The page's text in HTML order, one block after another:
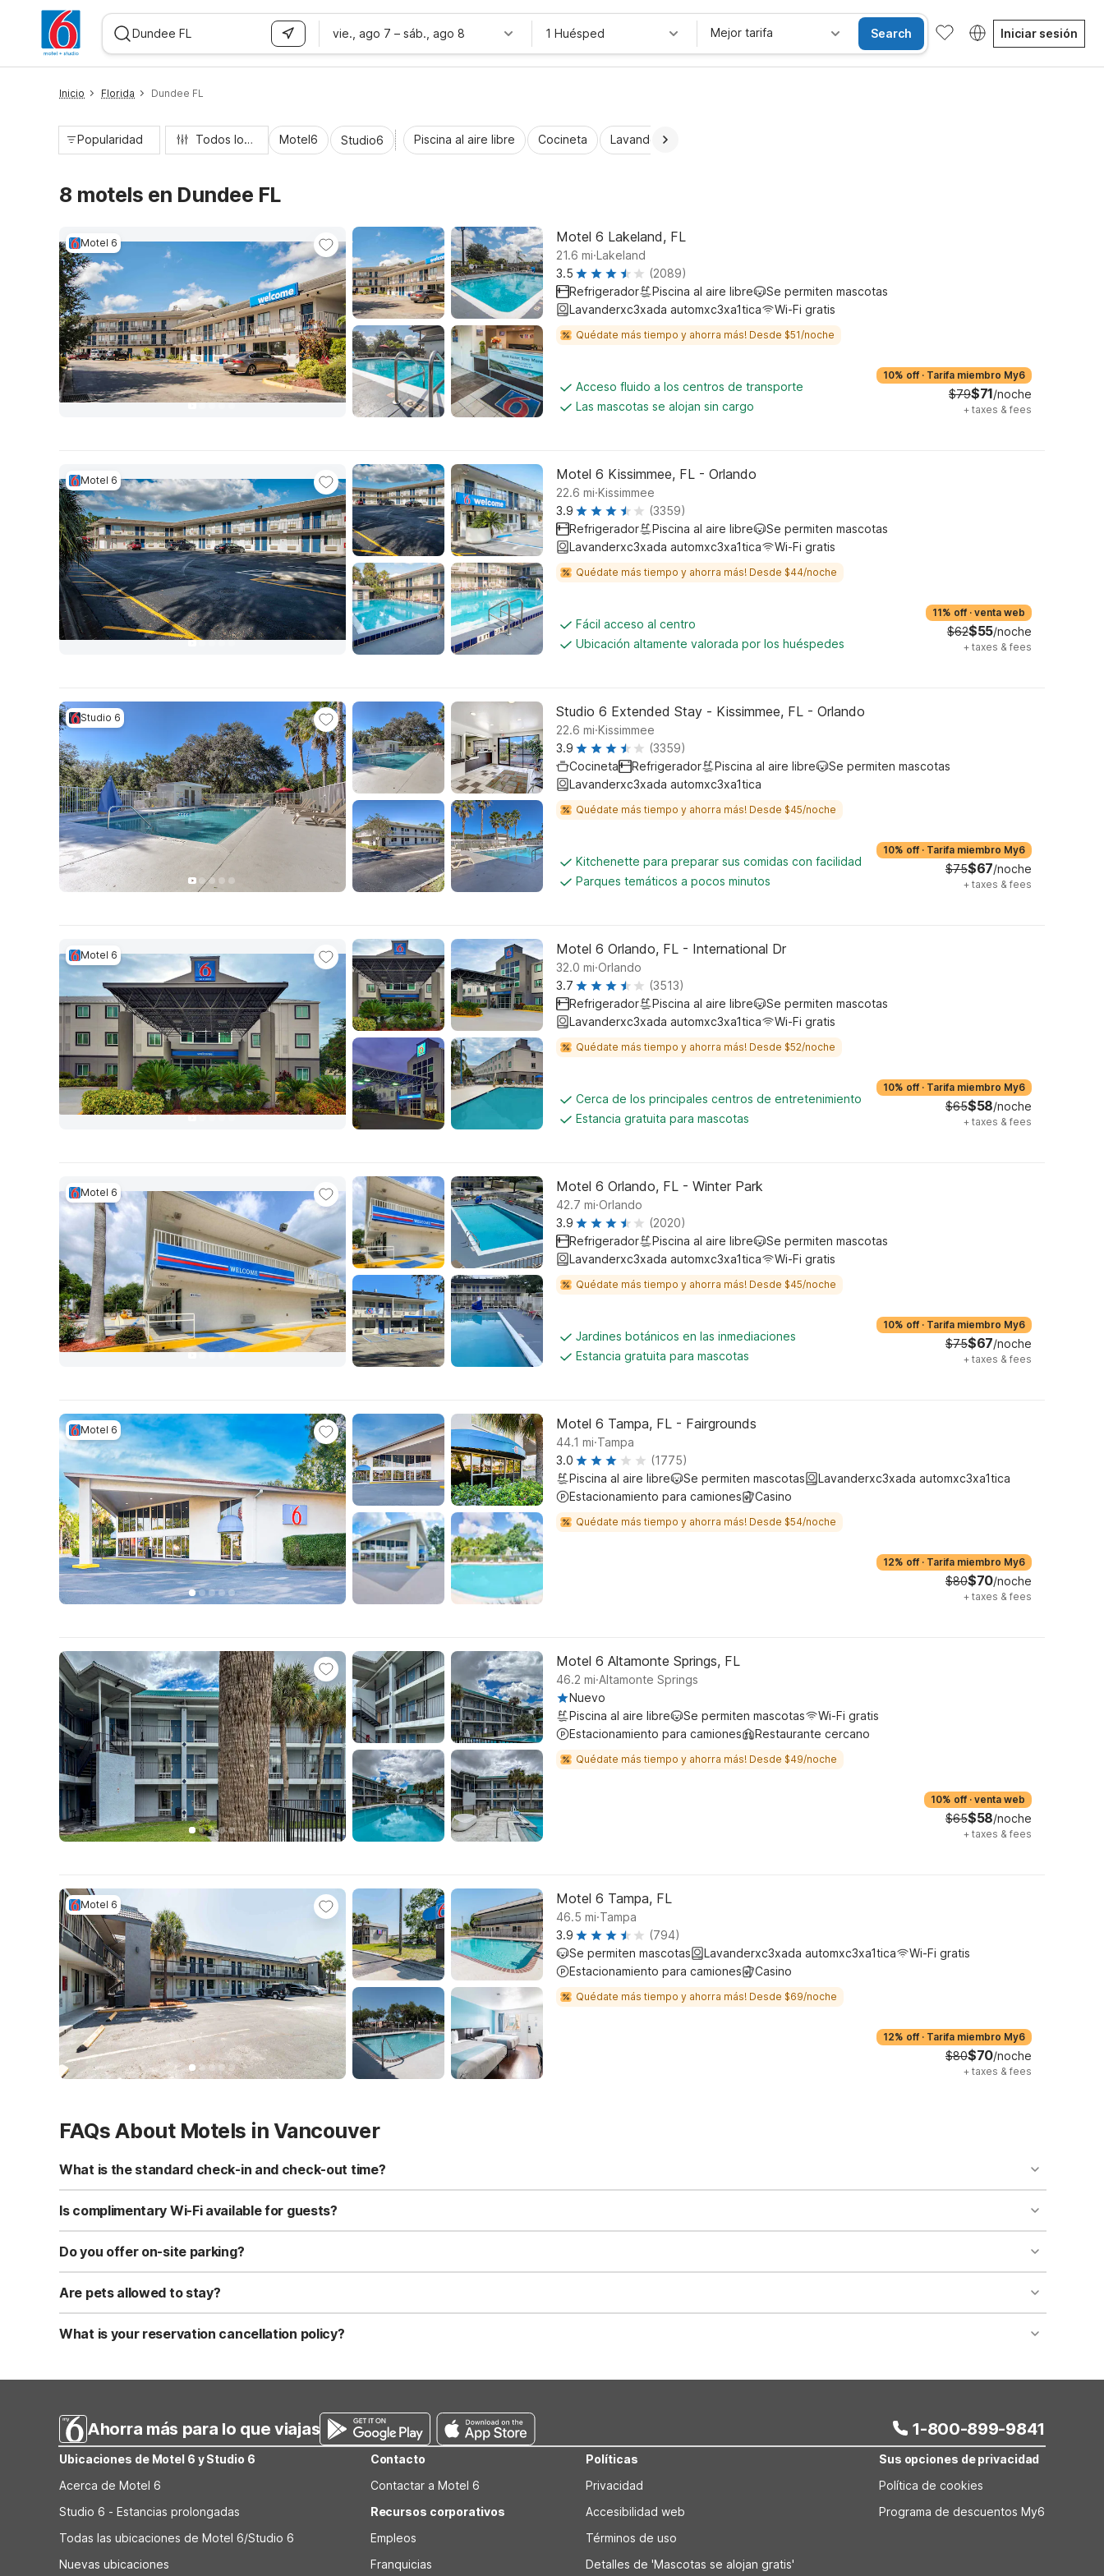
vie., ago 7 – sáb., ago 8 1 Huésped Mejor tarifa Search Iniciar sesión
Inicio Florida Dundee FL
Popularidad Todos los filtros Motel6 Studio6 Piscina al aire libre Cocineta Lavandería automática
8 motels en Dundee FL
Motel 6 Motel 6 Lakeland, FL
21.6 mi.Lakeland
3.5
(2089)
Refrigerador
Piscina al aire libre
Se permiten mascotas
Lavanderxc3xada automxc3xa1tica
Wi-Fi gratis
Quédate más tiempo y ahorra más! Desde $51/noche
Acceso fluido a los centros de transporte
Las mascotas se alojan sin cargo
10% off · Tarifa miembro My6
$79$71/noche
+ taxes & fees
Motel 6 Motel 6 Kissimmee, FL - Orlando
22.6 mi.Kissimmee
3.9
(3359)
Refrigerador
Piscina al aire libre
Se permiten mascotas
Lavanderxc3xada automxc3xa1tica
Wi-Fi gratis
Quédate más tiempo y ahorra más! Desde $44/noche
Fácil acceso al centro
Ubicación altamente valorada por los huéspedes
11% off · venta web
$62$55/noche
+ taxes & fees
Studio 6 Studio 6 Extended Stay - Kissimmee, FL - Orlando
22.6 mi.Kissimmee
3.9
(3359)
Cocineta
Refrigerador Piscina al aire libre
Se permiten mascotas
Lavanderxc3xada automxc3xa1tica
Quédate más tiempo y ahorra más! Desde $45/noche
Kitchenette para preparar sus comidas con facilidad
Parques temáticos a pocos minutos
10% off · Tarifa miembro My6
$75$67/noche
+ taxes & fees
Motel 6 Motel 6 Orlando, FL - International Dr
32.0 mi.Orlando
3.7
(3513)
Refrigerador
Piscina al aire libre
Se permiten mascotas
Lavanderxc3xada automxc3xa1tica
Wi-Fi gratis
Quédate más tiempo y ahorra más! Desde $52/noche
Cerca de los principales centros de entretenimiento
Estancia gratuita para mascotas
10% off · Tarifa miembro My6
$65$58/noche
+ taxes & fees
Motel 6 Motel 6 Orlando, FL - Winter Park
42.7 mi.Orlando
3.9
(2020)
Refrigerador
Piscina al aire libre
Se permiten mascotas
Lavanderxc3xada automxc3xa1tica
Wi-Fi gratis
Quédate más tiempo y ahorra más! Desde $45/noche
Jardines botánicos en las inmediaciones
Estancia gratuita para mascotas
10% off · Tarifa miembro My6
$75$67/noche
+ taxes & fees
Motel 6 Motel 6 Tampa, FL - Fairgrounds
44.1 mi.Tampa
3.0
(1775)
Piscina al aire libre
Se permiten mascotas
Lavanderxc3xada automxc3xa1tica
Estacionamiento para camiones
Casino
Quédate más tiempo y ahorra más! Desde $54/noche
12% off · Tarifa miembro My6
$80$70/noche
+ taxes & fees
Motel 6 Altamonte Springs, FL
46.2 mi.Altamonte Springs
Nuevo
Piscina al aire libre
Se permiten mascotas
Wi-Fi gratis
Estacionamiento para camiones
Restaurante cercano
Quédate más tiempo y ahorra más! Desde $49/noche
10% off · venta web
$65$58/noche
+ taxes & fees
Motel 6 Motel 6 Tampa, FL
46.5 mi.Tampa
3.9
(794)
Se permiten mascotas
Lavanderxc3xada automxc3xa1tica
Wi-Fi gratis
Estacionamiento para camiones
Casino
Quédate más tiempo y ahorra más! Desde $69/noche
12% off · Tarifa miembro My6
$80$70/noche
+ taxes & fees
FAQs About Motels in Vancouver
What is the standard check-in and check-out time?
Standard check-in time is at 3:00 PM, and check-out is at 11:00 AM. Early check-in and late check-out requests are subject to availability and may incur additional charges.
Is complimentary Wi-Fi available for guests?
Yes, we provide complimentary high-speed Wi-Fi access for all registered guests in their rooms and throughout the common areas of the property.
Do you offer on-site parking?
Yes, free self-parking is available on-site for all our guests. We also offer parking spaces for larger vehicles, subject to availability.
Are pets allowed to stay?
Yes, we are a pet-friendly property. A maximum of two well-behaved pets are welcome per room. Please check with the front desk regarding specific pet policies and any
applicable fees.
What is your reservation cancellation policy?
Ahorra más para lo que viajas 1-800-899-9841
Ubicaciones de Motel 6 y Studio 6
Acerca de Motel 6
Studio 6 - Estancias prolongadas
Todas las ubicaciones de Motel 6/Studio 6
Nuevas ubicaciones
Contacto
Contactar a Motel 6
Recursos corporativos
Empleos
Franquicias
Políticas
Privacidad
Accesibilidad web
Términos de uso
Detalles de 'Mascotas se alojan gratis'
Sus opciones de privacidad
Política de cookies
Programa de descuentos My6